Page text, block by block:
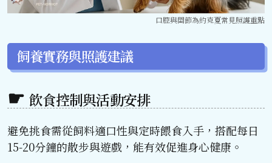
口腔與關節為約克夏常見照護重點
飼養實務與照護建議
飲食控制與活動安排
避免挑食需從飼料適口性與定時餵食入手，搭配每日
15-20分鐘的散步與遊戲，能有效促進身心健康。